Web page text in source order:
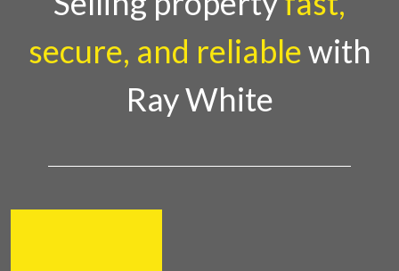
secure, and reliablewith
Ray White